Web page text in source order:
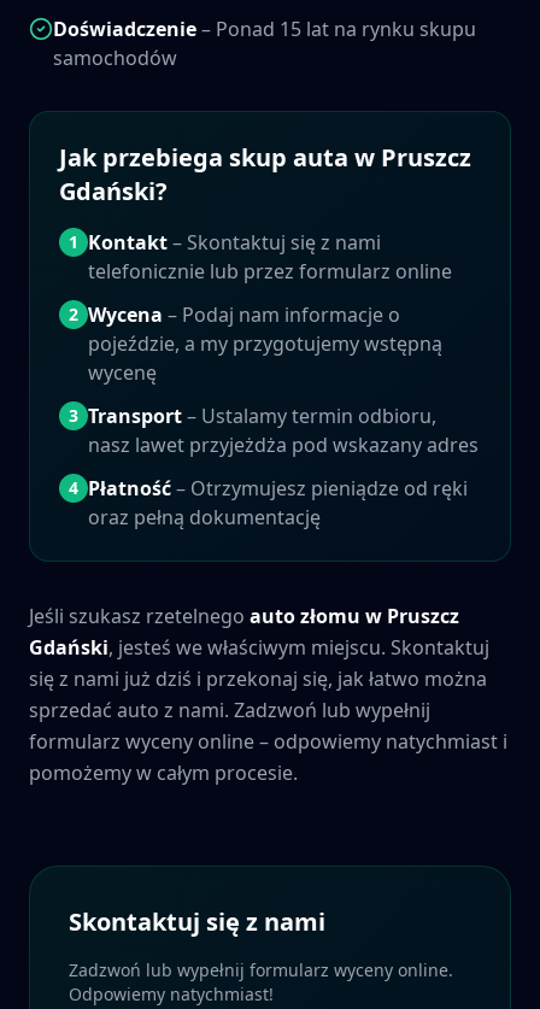
Doświadczenie– Ponad 15 lat na rynku skupu
samochodów
Jak przebiega skup auta w Pruszcz
Gdański?
1 Kontakt– Skontaktuj się z nami
telefonicznie lub przez formularz online
2 Wycena – Podaj nam informacje o
pojeździe, a my przygotujemy wstępną
wycenę
3 Transport– Ustalamy termin odbioru,
nasz lawet przyjeżdża pod wskazany adres
4 Płatność– Otrzymujesz pieniądze od ręki
oraz pełną dokumentację
Jeśli szukasz rzetelnego auto złomu w Pruszcz
Gdański, jesteś we właściwym miejscu. Skontaktuj
się z nami już dziś i przekonaj się, jak łatwo można
sprzedać auto z nami. Zadzwoń lub wypełnij
formularz wyceny online – odpowiemy natychmiast i
pomożemy w całym procesie.
Skontaktuj się z nami
Zadzwoń lub wypełnij formularz wyceny online.
Odpowiemy natychmiast!